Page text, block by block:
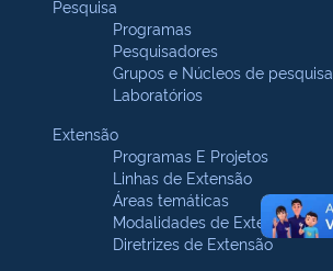
Pesquisa
Programas
Pesquisadores
Grupos e Núcleos de pesquisa
Laboratórios
Extensão
Programas E Projetos
Linhas de Extensão
Áreas temáticas
Modalidades de Extensão
Diretrizes de Extensão